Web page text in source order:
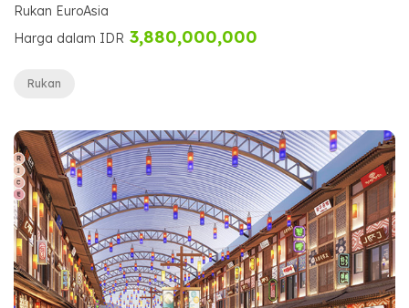
Rukan EuroAsia
Harga dalam IDR 3,880,000,000
Rukan